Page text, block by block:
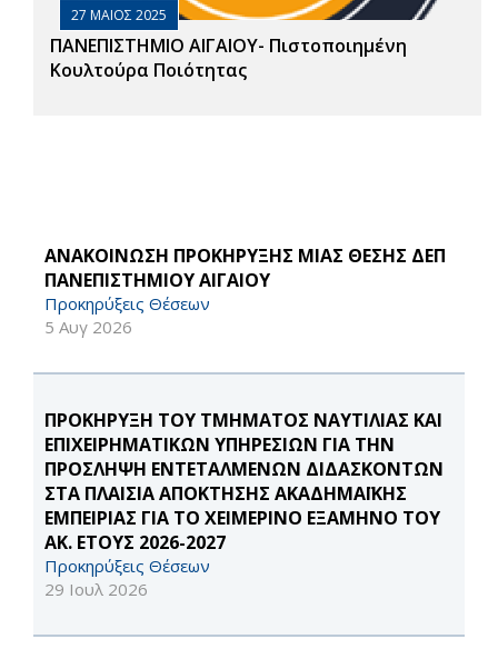
27 ΜΑΙΟΣ 2025
ΠΑΝΕΠΙΣΤΗΜΙΟ ΑΙΓΑΙΟΥ- Πιστοποιημένη
Κουλτούρα Ποιότητας
ΑΝΑΚΟΙΝΩΣΗ ΠΡΟΚΗΡΥΞΗΣ ΜΙΑΣ ΘΕΣΗΣ ΔΕΠ
ΠΑΝΕΠΙΣΤΗΜΙΟΥ ΑΙΓΑΙΟΥ
Προκηρύξεις Θέσεων
5 Αυγ 2026
ΠΡΟΚΗΡΥΞΗ ΤΟΥ ΤΜΗΜΑΤΟΣ ΝΑΥΤΙΛΙΑΣ ΚΑΙ
ΕΠΙΧΕΙΡΗΜΑΤΙΚΩΝ ΥΠΗΡΕΣΙΩΝ ΓΙΑ ΤΗΝ
ΠΡΟΣΛΗΨΗ ΕΝΤΕΤΑΛΜΕΝΩΝ ΔΙΔΑΣΚΟΝΤΩΝ
ΣΤΑ ΠΛΑΙΣΙΑ ΑΠΟΚΤΗΣΗΣ ΑΚΑΔΗΜΑΪΚΗΣ
ΕΜΠΕΙΡΙΑΣ ΓΙΑ ΤΟ ΧΕΙΜΕΡΙΝΟ ΕΞΑΜΗΝΟ ΤΟΥ
ΑΚ. ΕΤΟΥΣ 2026-2027
Προκηρύξεις Θέσεων
29 Ιουλ 2026